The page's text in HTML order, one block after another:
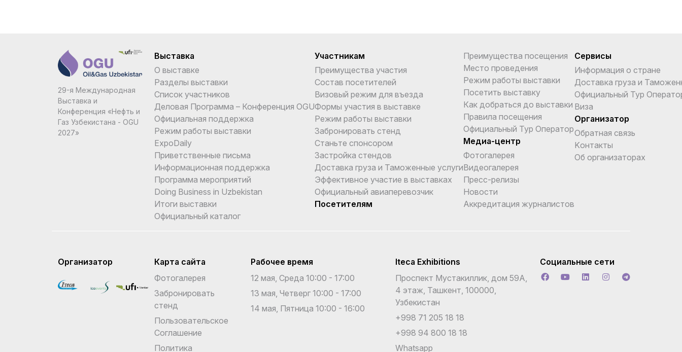
29-я Международная
Выставка и
Конференция «Нефть и
Газ Узбекистана - OGU
2027»
Выставка
О выставке
Разделы выставки
Список участников
Деловая Программа – Конференция OGU
Официальная поддержка
Режим работы выставки
ExpoDaily
Приветственные письма
Информационная поддержка
Программа мероприятий
Doing Business in Uzbekistan
Итоги выставки
Официальный каталог
Участникам
Преимущества участия
Состав посетителей
Визовый режим для въезда
Формы участия в выставке
Режим работы выставки
Забронировать стенд
Станьте спонсором
Застройка стендов
Доставка груза и Таможенные услуги
Эффективное участие в выставках
Официальный авиаперевозчик
Посетителям
Преимущества посещения
Место проведения
Режим работы выставки
Посетить выставку
Как добраться до выставки
Правила посещения
Официальный Тур Оператор
Медиа-центр
Фотогалерея
Видеогалерея
Пресс-релизы
Новости
Аккредитация журналистов
Сервисы
Информация о стране
Доставка груза и
Официальный Тур
Виза
Организатор
Обратная связь
Kонтакты
Об организаторах
Организатор
Карта сайта
Фотогалерея
Забронировать
стенд
Пользовательское
Соглашение
Политика
Рабочее время
12 мая, Среда 10:00 - 17:00
13 мая, Четверг 10:00 - 17:00
14 мая, Пятница 10:00 - 16:00
Iteca Exhibitions
Проспект Мустакиллик, дом 59А,
4 этаж, Ташкент, 100000,
Узбекистан
+998 71 205 18 18
+998 94 800 18 18
Whatsapp
Социальные сети